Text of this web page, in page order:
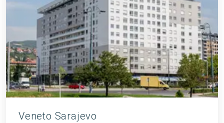
Veneto Sarajevo